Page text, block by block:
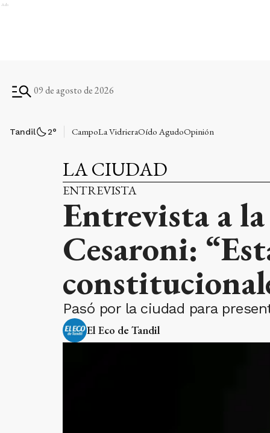
Ads
09 de agosto de 2026
Tandil 2° CampoLa VidrieraOído AgudoOpinión
LA CIUDAD
ENTREVISTA
Entrevista a
Cesaroni:
Pasó por la ciudad para
El Eco de Tandil